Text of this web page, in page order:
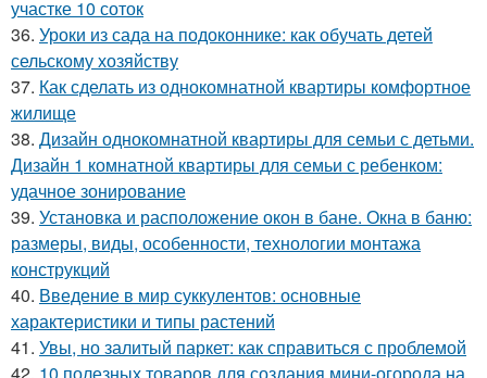
участке 10 соток
36. Уроки из сада на подоконнике: как обучать детей
сельскому хозяйству
37. Как сделать из однокомнатной квартиры комфортное
жилище
38. Дизайн однокомнатной квартиры для семьи с детьми.
Дизайн 1 комнатной квартиры для семьи с ребенком:
удачное зонирование
39. Установка и расположение окон в бане. Окна в баню:
размеры, виды, особенности, технологии монтажа
конструкций
40. Введение в мир суккулентов: основные
характеристики и типы растений
41. Увы, но залитый паркет: как справиться с проблемой
42. 10 полезных товаров для создания мини-огорода на